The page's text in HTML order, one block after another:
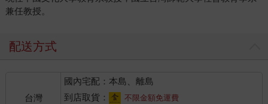
兼任教授。
配送方式
台灣
國內宅配：本島、離島
到店取貨：
不限金額免運費